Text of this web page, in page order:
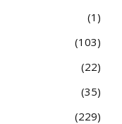
1
103
22
35
229